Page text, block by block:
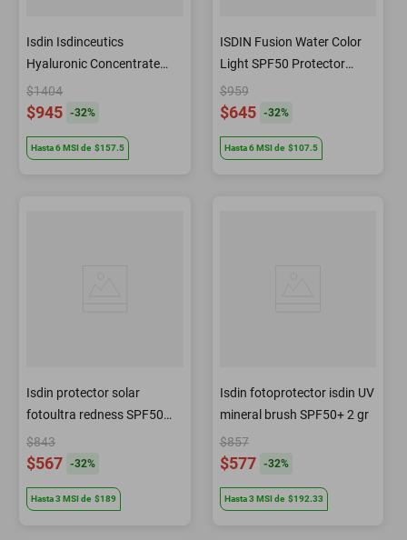
Isdin Isdinceutics
Hyaluronic Concentrate
Suero ultrahidratante 30 ml
$1404
$945 -32%
Hasta6MSIde $157.5
ISDIN Fusion Water Color
Light SPF50 Protector
Solar con Color Tono Light
50 ml
$959
$645 -32%
Hasta6MSIde $107.5
Isdin protector solar
fotoultra redness SPF50
para piel con rosácea 50ml.
$843
$567 -32%
Hasta3 MSIde $189
Isdin fotoprotector isdin UV
mineral brush SPF50+ 2 gr
$857
$577 -32%
Hasta3 MSI de $192.33